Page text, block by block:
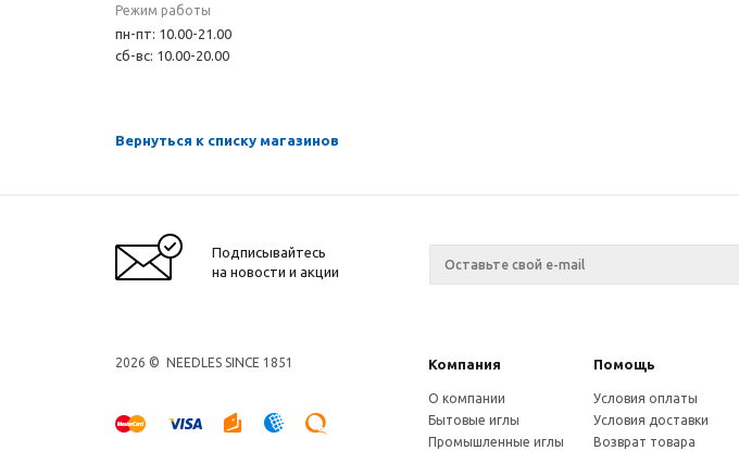
Режим работы
пн-пт: 10.00-21.00
сб-вс: 10.00-20.00
Вернуться к списку магазинов
Подписывайтесь
на новости и акции
2026 © NEEDLES SINCE 1851 Компания Помощь
О компании
Бытовые иглы
Промышленные иглы
Условия оплаты
Условия доставки
Возврат товара